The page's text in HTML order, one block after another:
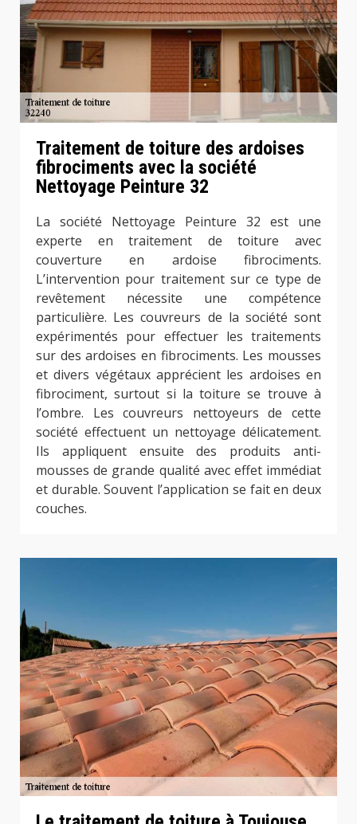
Traitement de toiture des ardoises
fibrociments avec la société
Nettoyage Peinture 32
La société Nettoyage Peinture 32 est une
experte en traitement de toiture avec
couverture en ardoise fibrociments.
L’intervention pour traitement sur ce type de
revêtement nécessite une compétence
particulière. Les couvreurs de la société sont
expérimentés pour effectuer les traitements
sur des ardoises en fibrociments. Les mousses
et divers végétaux apprécient les ardoises en
fibrociment, surtout si la toiture se trouve à
l’ombre. Les couvreurs nettoyeurs de cette
société effectuent un nettoyage délicatement.
Ils appliquent ensuite des produits anti-
mousses de grande qualité avec effet immédiat
et durable. Souvent l’application se fait en deux
couches.